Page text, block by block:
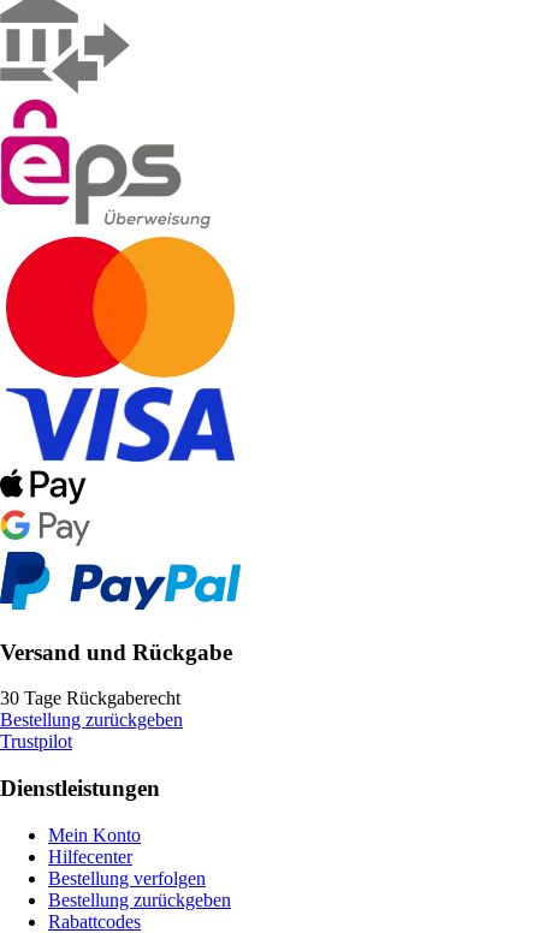
Versand und Rückgabe
30 Tage Rückgaberecht
Bestellung zurückgeben
Trustpilot
Dienstleistungen
Mein Konto
Hilfecenter
Bestellung verfolgen
Bestellung zurückgeben
Rabattcodes